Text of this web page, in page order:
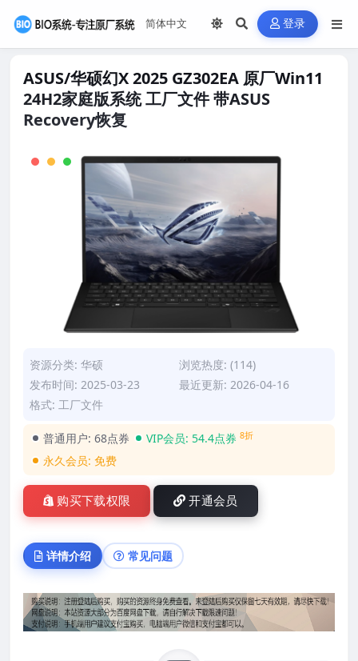
登录
ASUS/华硕幻X 2025 GZ302EA 原厂Win11
24H2家庭版系统 工厂文件 带ASUS
Recovery恢复
资源分类: 华硕
浏览热度: (114)
发布时间: 2025-03-23
最近更新: 2026-04-16
格式: 工厂文件
普通用户: 68点券 VIP会员: 54.4点券 8折
永久会员: 免费
购买下载权限 开通会员
详情介绍 常见问题